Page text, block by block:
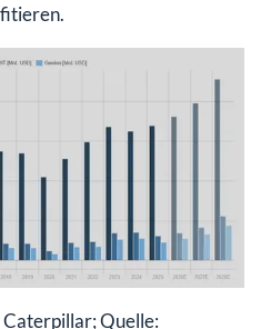
Quelle: